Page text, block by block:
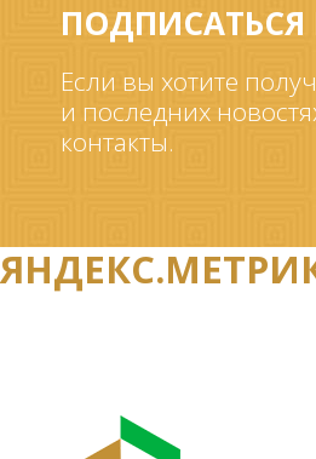
Если вы хотите
и последних
контакты.